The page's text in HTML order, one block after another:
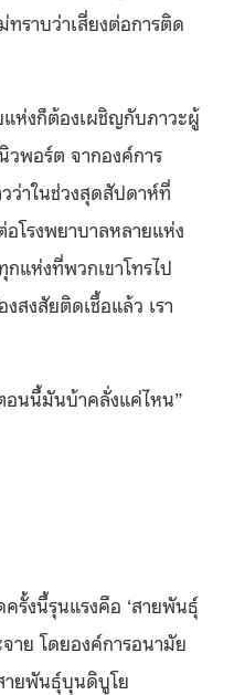
ราบว่าเสี่ยงต่อการติด
แห่งก็ต้องเผชิญกับภาวะผู้
วพอร์ต จากองค์การ
ว่าในช่วงสุดสัปดาห์ที่
โรงพยาบาลหลายแห่ง
แห่งที่พวกเขาโทรไป
สงสัยติดเชื้อแล้ว เรา
อนนี้มันบ้าคลั่งแค่ไหน”
รั้งนี้รุนแรงคือ ‘สายพันธุ์
จาย โดยองค์การอนามัย
ายพันธุ์บุนดิบูโย